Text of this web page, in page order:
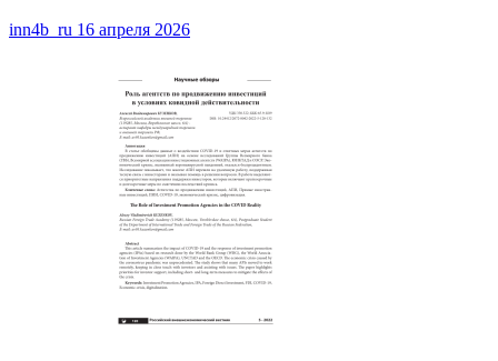
inn4b_ru 16 апреля 2026